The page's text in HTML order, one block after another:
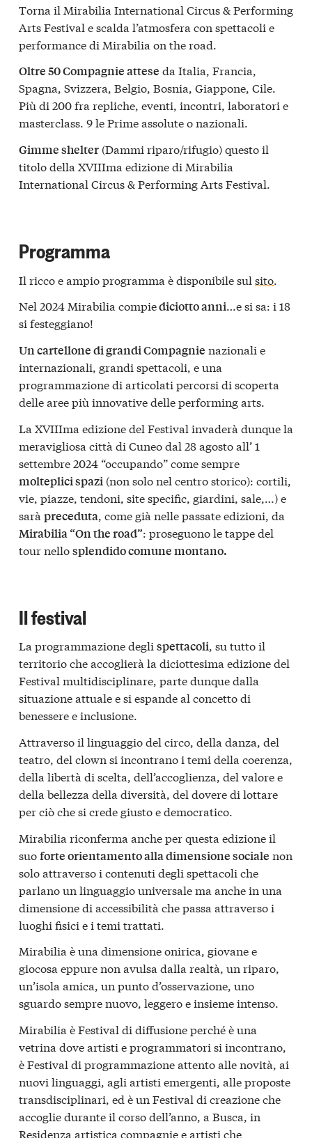
Torna il Mirabilia International Circus & Performing
Arts Festival e scalda l’atmosfera con spettacoli e
performance di Mirabilia on the road.
Oltre 50 Compagnie attese da Italia, Francia,
Spagna, Svizzera, Belgio, Bosnia, Giappone, Cile.
Più di 200 fra repliche, eventi, incontri, laboratori e
masterclass. 9 le Prime assolute o nazionali.
Gimme shelter (Dammi riparo/rifugio) questo il
titolo della XVIIIma edizione di Mirabilia
International Circus & Performing Arts Festival.
Programma
Il ricco e ampio programma è disponibile sul sito.
Nel 2024 Mirabilia compiediciotto anni…e si sa: i 18
si festeggiano!
Un cartellone di grandi Compagnie nazionali e
internazionali, grandi spettacoli, e una
programmazione di articolati percorsi di scoperta
delle aree più innovative delle performing arts.
La XVIIIma edizione del Festival invaderà dunque la
meravigliosa città di Cuneo dal 28 agosto all’ 1
settembre 2024 “occupando” come sempre
molteplici spazi (non solo nel centro storico): cortili,
vie, piazze, tendoni, site specific, giardini, sale,…) e
sarà preceduta , come già nelle passate edizioni, da
Mirabilia “On the road”: proseguono le tappe del
tour nellosplendido comune montano.
Il festival
La programmazione degli spettacoli, su tutto il
territorio che accoglierà la diciottesima edizione del
Festival multidisciplinare, parte dunque dalla
situazione attuale e si espande al concetto di
benessere e inclusione.
Attraverso il linguaggio del circo, della danza, del
teatro, del clown si incontrano i temi della coerenza,
della libertà di scelta, dell’accoglienza, del valore e
della bellezza della diversità, del dovere di lottare
per ciò che si crede giusto e democratico.
Mirabilia riconferma anche per questa edizione il
suoforte orientamento alla dimensione sociale non
solo attraverso i contenuti degli spettacoli che
parlano un linguaggio universale ma anche in una
dimensione di accessibilità che passa attraverso i
luoghi fisici e i temi trattati.
Mirabilia è una dimensione onirica, giovane e
giocosa eppure non avulsa dalla realtà, un riparo,
un’isola amica, un punto d’osservazione, uno
sguardo sempre nuovo, leggero e insieme intenso.
Mirabilia è Festival di diffusione perché è una
vetrina dove artisti e programmatori si incontrano,
è Festival di programmazione attento alle novità, ai
nuovi linguaggi, agli artisti emergenti, alle proposte
transdisciplinari, ed è un Festival di creazione che
accoglie durante il corso dell’anno, a Busca, in
Residenza artistica compagnie e artisti che